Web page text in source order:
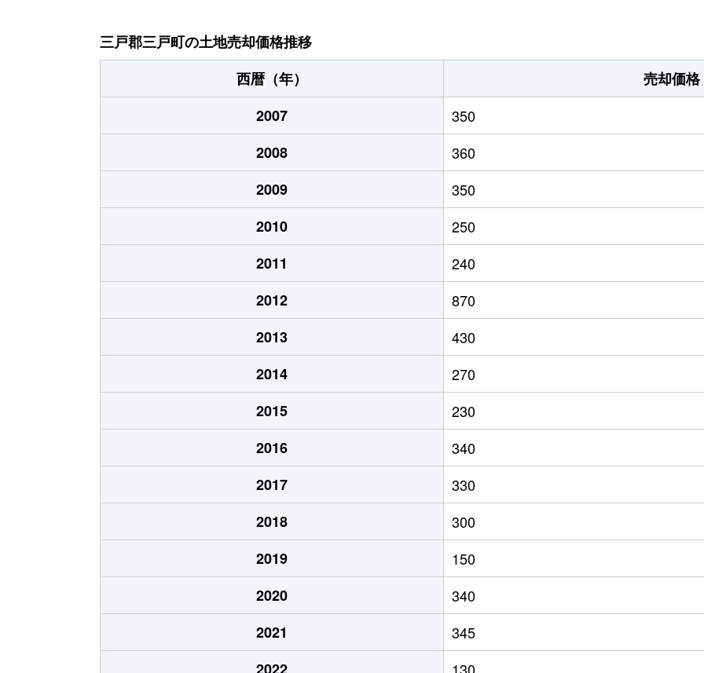
三戸郡三戸町の土地売却価格推移
西暦（年）
売却価
2007
350
2008
360
2009
350
2010
250
2011
240
2012
870
2013
430
2014
270
2015
230
2016
340
2017
330
2018
300
2019
150
2020
340
2021
345
2022
130